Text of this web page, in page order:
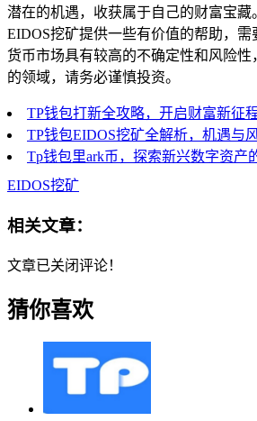
潜在的机遇，收获属于自己的财富宝藏
EIDOS挖矿提供一些有价值的帮助，
货币市场具有较高的不确定性和风险
的领域，请务必谨慎投资。
TP钱包打新全攻略，开启财富新征
TP钱包EIDOS挖矿全解析，机遇与
Tp钱包里ark币，探索新兴数字资产
EIDOS挖矿
相关文章：
文章已关闭评论！
猜你喜欢